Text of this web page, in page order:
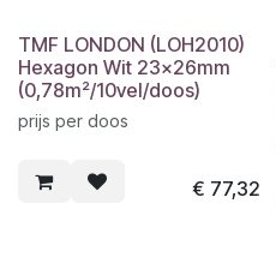
TMF LONDON (LOH2010)
Hexagon Wit 23x26mm
(0,78m²/10vel/doos)
prijs per doos
€ 77,32